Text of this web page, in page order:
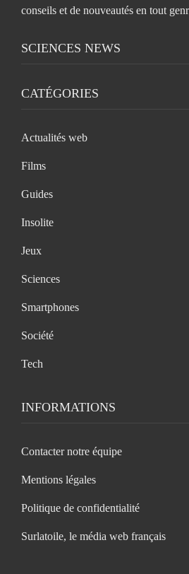
conseils et de nouveautés en tout
SCIENCES NEWS
CATÉGORIES
Actualités web
Films
Guides
Insolite
Jeux
Sciences
Smartphones
Société
Tech
INFORMATIONS
Contacter notre équipe
Mentions légales
Politique de confidentialité
Surlatoile, le média web français